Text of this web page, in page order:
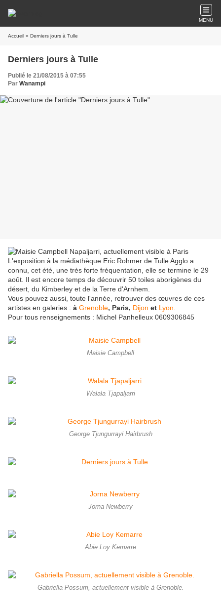
MENU
Accueil » Derniers jours à Tulle
Derniers jours à Tulle
Publié le 21/08/2015 à 07:55
Par Wanampi
L'exposition à la médiathèque Eric Rohmer de Tulle Agglo a
connu, cet été, une très forte fréquentation, elle se termine le 29
août. Il est encore temps de découvrir 50 toiles aborigènes du
désert, du Kimberley et de la Terre d'Arnhem.
Vous pouvez aussi, toute l'année, retrouver des œuvres de ces
artistes en galeries : à Grenoble, Paris, Dijon et Lyon.
Pour tous renseignements : Michel Panhelleux 0609306845
Maisie Campbell
Walala Tjapaljarri
George Tjungurrayi Hairbrush
Jorna Newberry
Abie Loy Kemarre
Gabriella Possum, actuellement visible à Grenoble.